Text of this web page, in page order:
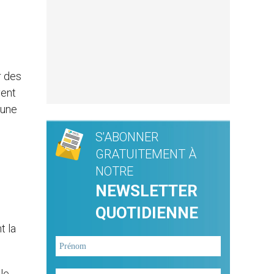
des
la
S'ABONNER
GRATUITEMENT À
NOTRE
NEWSLETTER
QUOTIDIENNE